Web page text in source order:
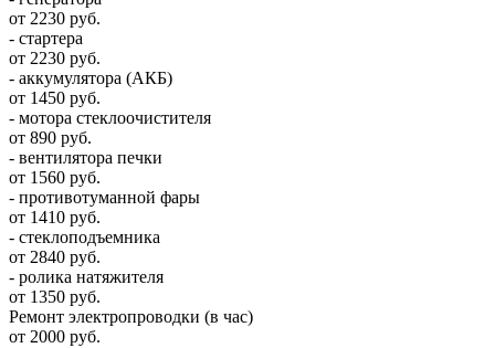
от 2230 руб.
- стартера
от 2230 руб.
- аккумулятора (АКБ)
от 1450 руб.
- мотора стеклоочистителя
от 890 руб.
- вентилятора печки
от 1560 руб.
- противотуманной фары
от 1410 руб.
- стеклоподъемника
от 2840 руб.
- ролика натяжителя
от 1350 руб.
Ремонт электропроводки (в час)
от 2000 руб.